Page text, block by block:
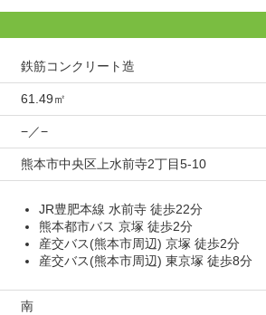
鉄筋コンクリート造
61.49㎡
−／−
熊本市中央区上水前寺2丁目5-10
JR豊肥本線 水前寺 徒歩22分
熊本都市バス 京塚 徒歩2分
産交バス(熊本市周辺) 京塚 徒歩2分
産交バス(熊本市周辺) 東京塚 徒歩8分
南